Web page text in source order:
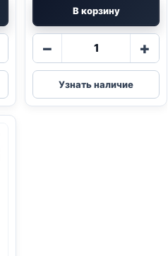
В корзину
−
Количество
Blitz
(ЯГНЕНОК,
ИНДЕЙКА)
+
Узнать наличие